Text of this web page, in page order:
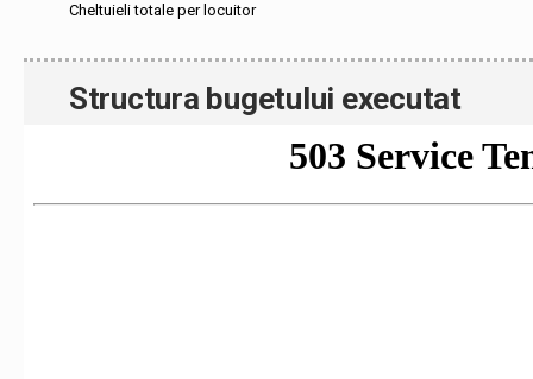
Cheltuieli totale per locuitor
Structura bugetului executat